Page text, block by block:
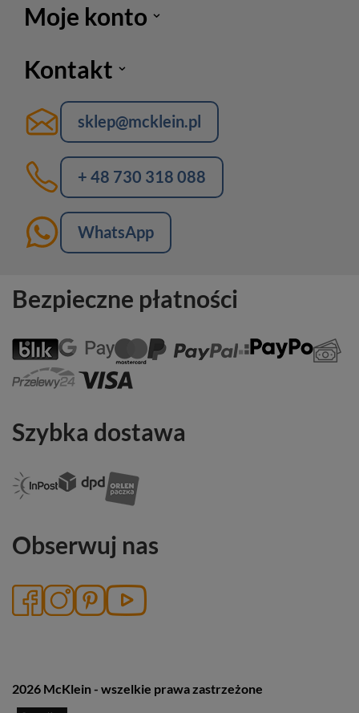
Moje konto
Kontakt
sklep@mcklein.pl
+ 48 730 318 088
WhatsApp
Bezpieczne płatności
Szybka dostawa
Obserwuj nas
2026 McKlein - wszelkie prawa zastrzeżone